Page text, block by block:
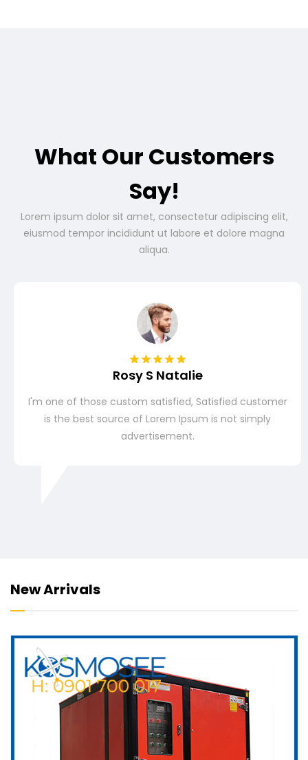
What Our Customers
Say!
Lorem ipsum dolor sit amet, consectetur adipiscing elit,
eiusmod tempor incididunt ut labore et dolore magna
aliqua.
Rosy S Natalie
I'm one of those custom satisfied, Satisfied customer
is the best source of Lorem Ipsum is not simply
advertisement.
New Arrivals